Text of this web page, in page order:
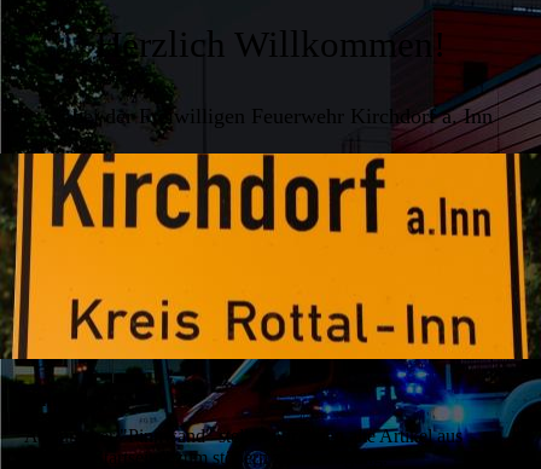
Herzlich Willkommen!
... bei der Freiwilligen Feuerwehr Kirchdorf a. Inn
Pinnwand
Auf unserer "Pinnwand" stellen wir ihnen alte Artikel aus
unserer "Startseite" zum stöbern zur Verfügung.